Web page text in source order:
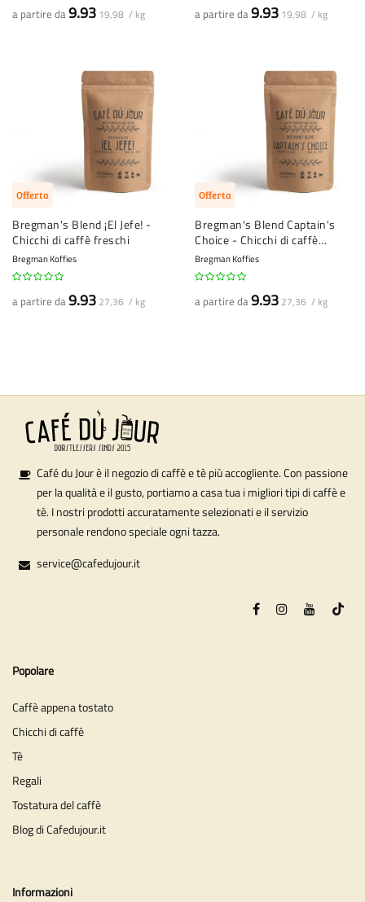
a partire da9.93 19,98 / kg a partire da9.93 19,98 / kg
Offerta
Bregman's Blend ¡El Jefe! -
Chicchi di caffè freschi
Bregman Koffies
a partire da9.93 27,36 / kg
Offerta
Bregman's Blend Captain's
Choice - Chicchi di caffè
freschi
Bregman Koffies
a partire da9.93 27,36 / kg
Café du Jour è il negozio di caffè e tè più accogliente. Con passione
per la qualità e il gusto, portiamo a casa tua i migliori tipi di caffè e
tè. I nostri prodotti accuratamente selezionati e il servizio
personale rendono speciale ogni tazza.
service@cafedujour.it
Popolare
Caffè appena tostato
Chicchi di caffè
Tè
Regali
Tostatura del caffè
Blog di Cafedujour.it
Informazioni